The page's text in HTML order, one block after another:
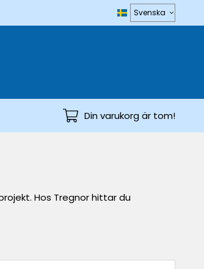
Din varukorg är tom!
Hos Tregnor hittar du